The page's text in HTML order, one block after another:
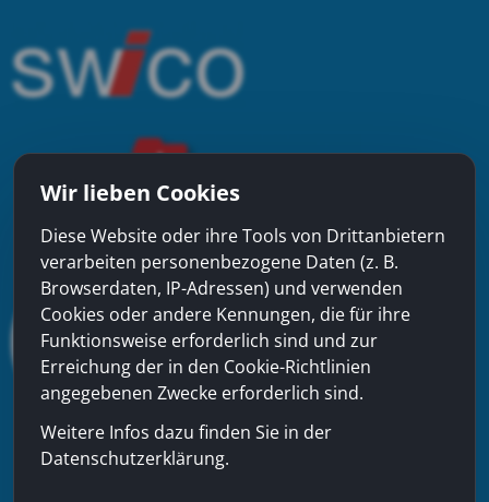
Wir lieben Cookies
Diese Website oder ihre Tools von Drittanbietern
verarbeiten personenbezogene Daten (z. B.
Browserdaten, IP-Adressen) und verwenden
Cookies oder andere Kennungen, die für ihre
Funktionsweise erforderlich sind und zur
Erreichung der in den Cookie-Richtlinien
angegebenen Zwecke erforderlich sind.
Weitere Infos dazu finden Sie in der
Datenschutzerklärung.